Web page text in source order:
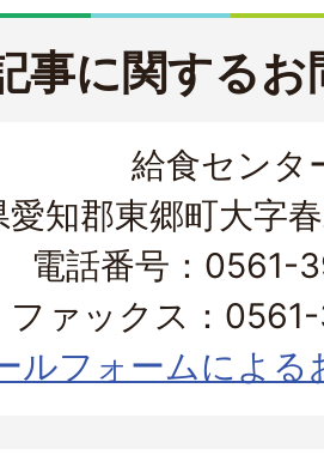
事に関する
給食センタ
愛知郡東郷町大字
電話番号：0561-
ファックス：
ルフォームによる